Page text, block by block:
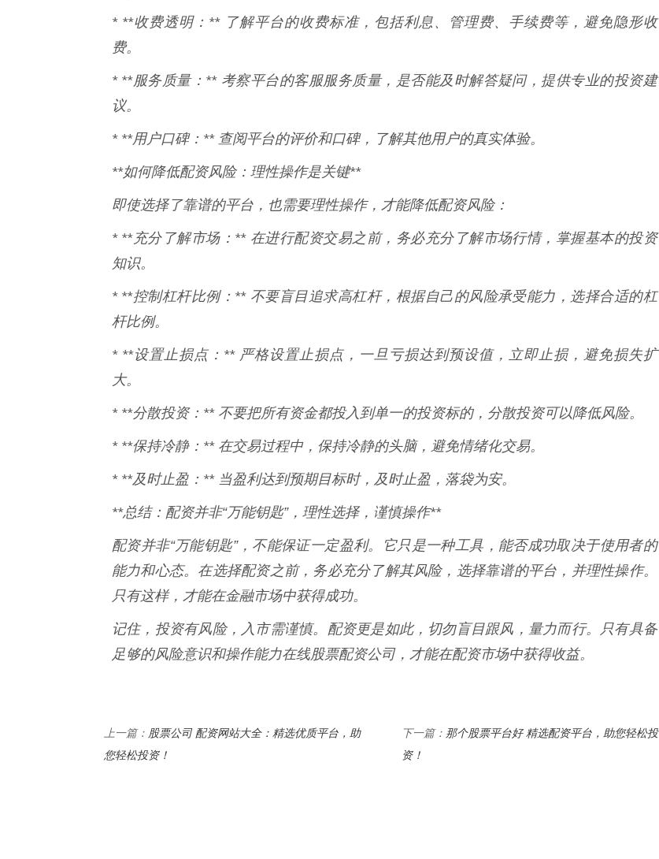
* **收费透明：** 了解平台的收费标准，包括利息、管理费、手续费等，避免隐形收
费。
* **服务质量：** 考察平台的客服服务质量，是否能及时解答疑问，提供专业的投资建
议。
* **用户口碑：** 查阅平台的评价和口碑，了解其他用户的真实体验。
**如何降低配资风险：理性操作是关键**
即使选择了靠谱的平台，也需要理性操作，才能降低配资风险：
* **充分了解市场：** 在进行配资交易之前，务必充分了解市场行情，掌握基本的投资
知识。
* **控制杠杆比例：** 不要盲目追求高杠杆，根据自己的风险承受能力，选择合适的杠
杆比例。
* **设置止损点：** 严格设置止损点，一旦亏损达到预设值，立即止损，避免损失扩
大。
* **分散投资：** 不要把所有资金都投入到单一的投资标的，分散投资可以降低风险。
* **保持冷静：** 在交易过程中，保持冷静的头脑，避免情绪化交易。
* **及时止盈：** 当盈利达到预期目标时，及时止盈，落袋为安。
**总结：配资并非“万能钥匙”，理性选择，谨慎操作**
配资并非“万能钥匙”，不能保证一定盈利。它只是一种工具，能否成功取决于使用者的
能力和心态。在选择配资之前，务必充分了解其风险，选择靠谱的平台，并理性操作。
只有这样，才能在金融市场中获得成功。
记住，投资有风险，入市需谨慎。配资更是如此，切勿盲目跟风，量力而行。只有具备
足够的风险意识和操作能力在线股票配资公司，才能在配资市场中获得收益。
上一篇： 股票公司 配资网站大全：精选优质平台，助
您轻松投资！
下一篇： 那个股票平台好 精选配资平台，助您轻松投
资！